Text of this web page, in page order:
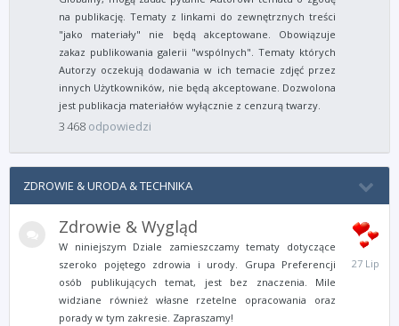
na publikację. Tematy z linkami do zewnętrznych treści
"jako materiały" nie będą akceptowane. Obowiązuje
zakaz publikowania galerii "wspólnych". Tematy których
Autorzy oczekują dodawania w ich temacie zdjęć przez
innych Użytkowników, nie będą akceptowane. Dozwolona
jest publikacja materiałów wyłącznie z cenzurą twarzy.
3 468 odpowiedzi
ZDROWIE & URODA & TECHNIKA
Zdrowie & Wygląd
W niniejszym Dziale zamieszczamy tematy dotyczące
szeroko pojętego zdrowia i urody. Grupa Preferencji
osób publikujących temat, jest bez znaczenia. Mile
widziane również własne rzetelne opracowania oraz
porady w tym zakresie. Zapraszamy!
27
Lipca